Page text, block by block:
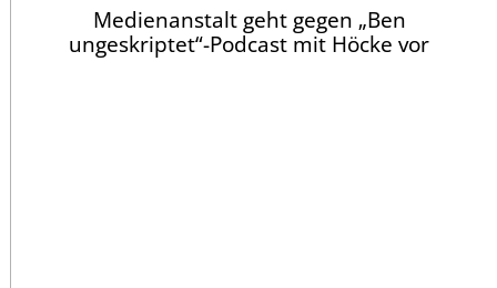
Medienanstalt geht gegen „Ben
ungeskriptet“-Podcast mit Höcke vor